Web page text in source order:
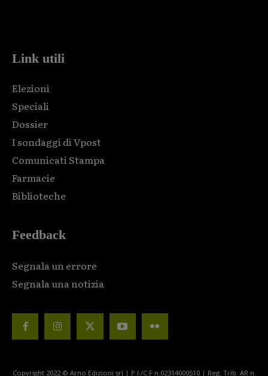
Link utili
Elezioni
Speciali
Dossier
I sondaggi di Vpost
Comunicati Stampa
Farmacie
Biblioteche
Feedback
Segnala un errore
Segnala una notizia
Copyright 2022 © Arno Edizioni srl | P.I./C.F n.02314000510 | Reg. Trib. AR n.